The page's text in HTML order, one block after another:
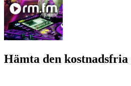
Hämta den kostnadsfria